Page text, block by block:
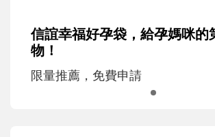
信誼幸福好孕袋，給孕媽咪的
物！
限量推薦，免費申請